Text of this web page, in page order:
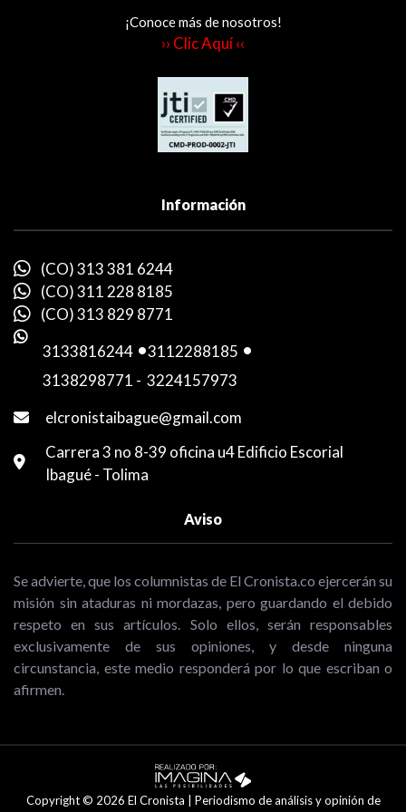
¡Conoce más de nosotros!
›› Clic Aquí ‹‹
Información
(CO) 313 381 6244
(CO) 311 228 8185
(CO) 313 829 8771
3133816244 -3112288185 -
3138298771 - 3224157973
elcronistaibague@gmail.com
Carrera 3 no 8-39 oficina u4 Edificio Escorial
Ibagué - Tolima
Aviso
Se advierte, que los columnistas de El Cronista.co ejercerán su
misión sin ataduras ni mordazas, pero guardando el debido
respeto en sus artículos. Solo ellos, serán responsables
exclusivamente de sus opiniones, y desde ninguna
circunstancia, este medio responderá por lo que escriban o
afirmen.
Copyright © 2026 El Cronista | Periodismo de análisis y opinión de